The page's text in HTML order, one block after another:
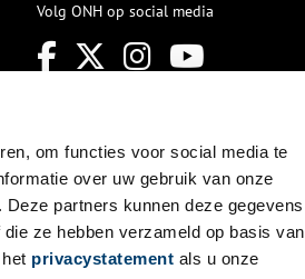
om functies voor social media te
over uw gebruik van onze
partners kunnen deze gegevens
ze hebben verzameld op basis van
privacystatement als u onze
Volg ONH op social media